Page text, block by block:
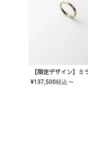
¥137,500税込 〜